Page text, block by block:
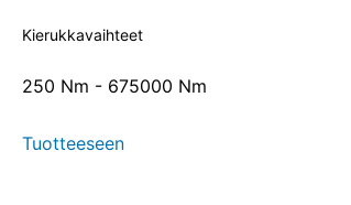
Kierukkavaihteet
250 Nm - 675000 Nm
Tuotteeseen